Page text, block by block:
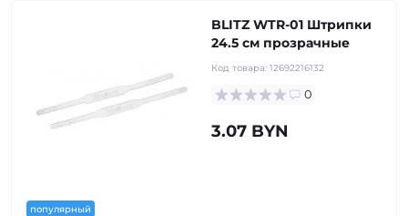
популярный
BLITZ WTR-01 Штрипки
24.5 см прозрачные
Код товара: 12692216132
0
3.07 BYN